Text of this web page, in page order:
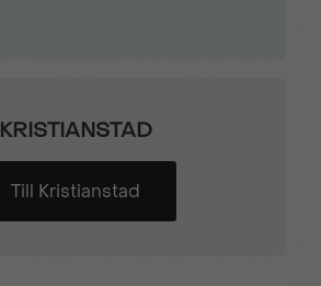
KRISTIANSTAD
Till Kristianstad